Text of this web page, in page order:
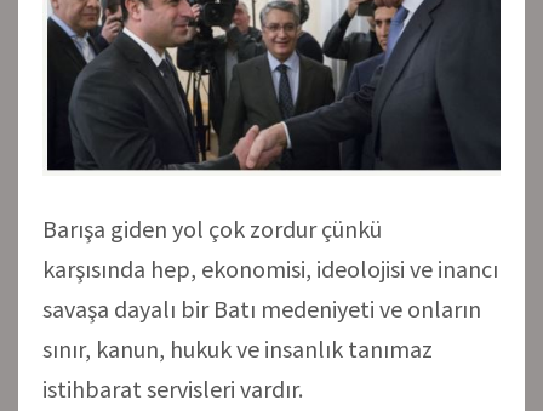
Barışa giden yol çok zordur çünkü
karşısında hep, ekonomisi, ideolojisi ve inancı
savaşa dayalı bir Batı medeniyeti ve onların
sınır, kanun, hukuk ve insanlık tanımaz
istihbarat servisleri vardır.